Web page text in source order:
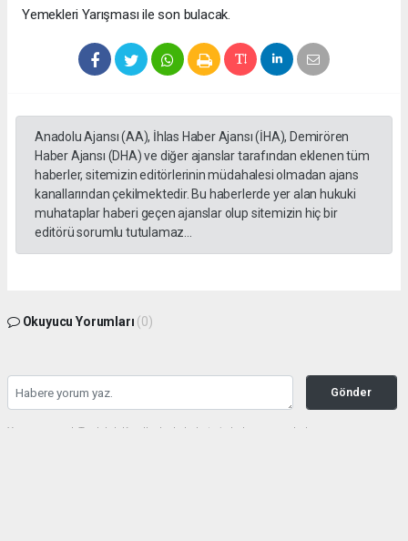
Yemekleri Yarışması ile son bulacak.
Anadolu Ajansı (AA), İhlas Haber Ajansı (İHA), Demirören
Haber Ajansı (DHA) ve diğer ajanslar tarafından eklenen tüm
haberler, sitemizin editörlerinin müdahalesi olmadan ajans
kanallarından çekilmektedir. Bu haberlerde yer alan hukuki
muhataplar haberi geçen ajanslar olup sitemizin hiç bir
editörü sorumlu tutulamaz...
Okuyucu Yorumları (0)
Gönder
Yorum yazarak Topluluk Kuralları’nı kabul etmiş bulunuyor ve haberunye.com